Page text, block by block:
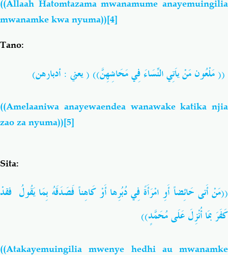
((Allaah Hatomtazama mwanamume anayemuingilia
mwanamke kwa nyuma))[4]
Tano:
(( مَلْعُون مَنْ ياَتِي النِّسَاءَ فِي مَحَاشِهِنَّ)) ( يعني : أدبارهن)
((Amelaaniwa anayewaendea wanawake katika njia
zao za nyuma))[5]
Sita:
((مَنْ أَتى حَائِضاً أَوِ امْرَأَةً فِي دُبُرِها أَوْ كَاهِناً فَصَدَقَهُ بِمَا يَقُولُ فقدْ
كَفَرَ بمَا أُنْزِلَ عَلَى مُحَمَّدٍ))
((Atakayemuingilia mwenye hedhi au mwanamke